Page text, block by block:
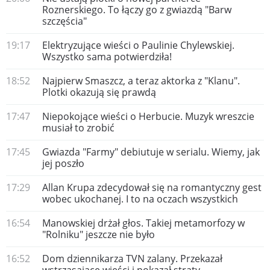
Roznerskiego. To łączy go z gwiazdą "Barw
szczęścia"
19:17
Elektryzujące wieści o Paulinie Chylewskiej.
Wszystko sama potwierdziła!
18:52
Najpierw Smaszcz, a teraz aktorka z "Klanu".
Plotki okazują się prawdą
17:47
Niepokojące wieści o Herbucie. Muzyk wreszcie
musiał to zrobić
17:45
Gwiazda "Farmy" debiutuje w serialu. Wiemy, jak
jej poszło
17:29
Allan Krupa zdecydował się na romantyczny gest
wobec ukochanej. I to na oczach wszystkich
16:54
Manowskiej drżał głos. Takiej metamorfozy w
"Rolniku" jeszcze nie było
16:52
Dom dziennikarza TVN zalany. Przekazał